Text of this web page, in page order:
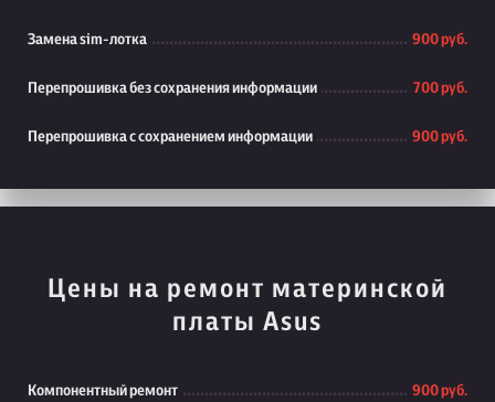
Замена sim-лотка 900 руб.
Перепрошивка без сохранения информации 700 руб.
Перепрошивка с сохранением информации 900 руб.
Цены на ремонт материнской
платы Asus
Компонентный ремонт 900 руб.